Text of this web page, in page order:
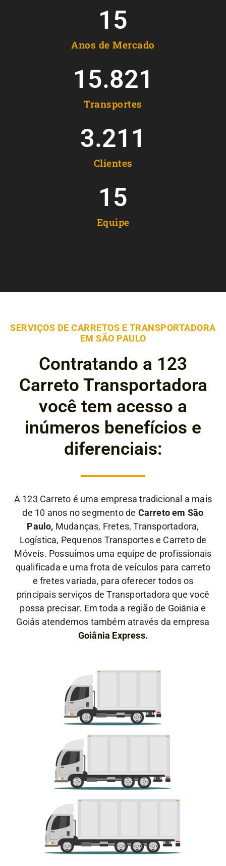
Anos de Mercado
15
Transportes
15.821
Clientes
3.211
Equipe
15
SERVIÇOS DE CARRETOS E TRANSPORTADORA
EM SÃO PAULO
Contratando a 123
Carreto Transportadora
você tem acesso a
inúmeros benefícios e
diferenciais:
A 123 Carreto é uma empresa tradicional a mais
de 10 anos no segmento de Carreto em São
Paulo, Mudanças, Fretes, Transportadora,
Logística, Pequenos Transportes e Carreto de
Móveis. Possuímos uma equipe de profissionais
qualificada e uma frota de veículos para carreto
e fretes variada, para oferecer todos os
principais serviços de Transportadora que você
possa precisar. Em toda a região de Goiânia e
Goiás atendemos também através da empresa
Goiânia Express.